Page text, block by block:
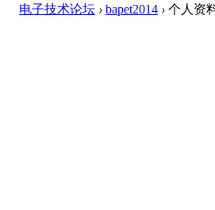
电子技术论坛 › bapet2014 › 个人资